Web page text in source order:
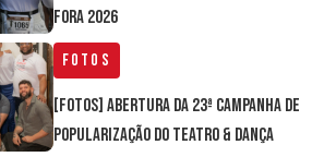
Fora 2026
Fotos
[FOTOS] Abertura da 23ª Campanha de
Popularização do Teatro & Dança